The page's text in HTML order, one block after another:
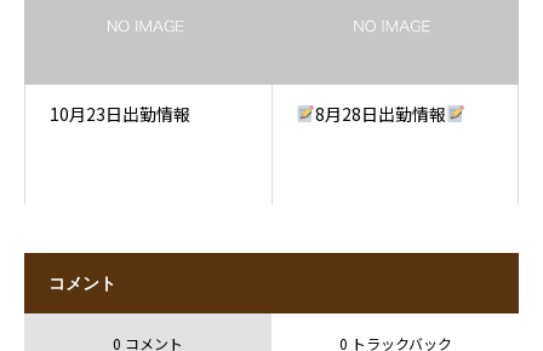
10月23日出勤情報 8月28日出勤情報
コメント
0 コメント 0 トラックバック